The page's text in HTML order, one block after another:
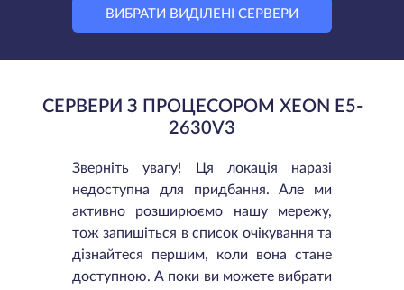
ВИБРАТИ ВИДІЛЕНІ СЕРВЕРИ
СЕРВЕРИ З ПРОЦЕСОРОМ XEON E5-
2630V3
Зверніть увагу! Ця локація наразі
недоступна для придбання. Але ми
активно розширюємо нашу мережу,
тож запишіться в список очікування та
дізнайтеся першим, коли вона стане
доступною. А поки ви можете вибрати